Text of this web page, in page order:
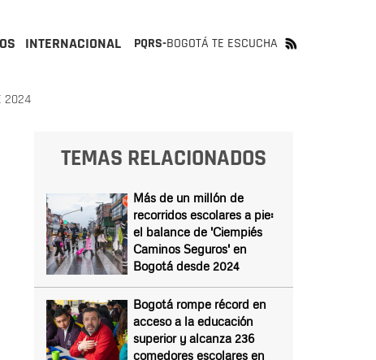
INTERNACIONAL PQRS-BOGOTÁ TE ESCUCHA
2024
TEMAS RELACIONADOS
Más de un millón de
recorridos escolares a pie:
el balance de 'Ciempiés
Caminos Seguros' en
Bogotá desde 2024
Bogotá rompe récord en
acceso a la educación
superior y alcanza 236
comedores escolares en